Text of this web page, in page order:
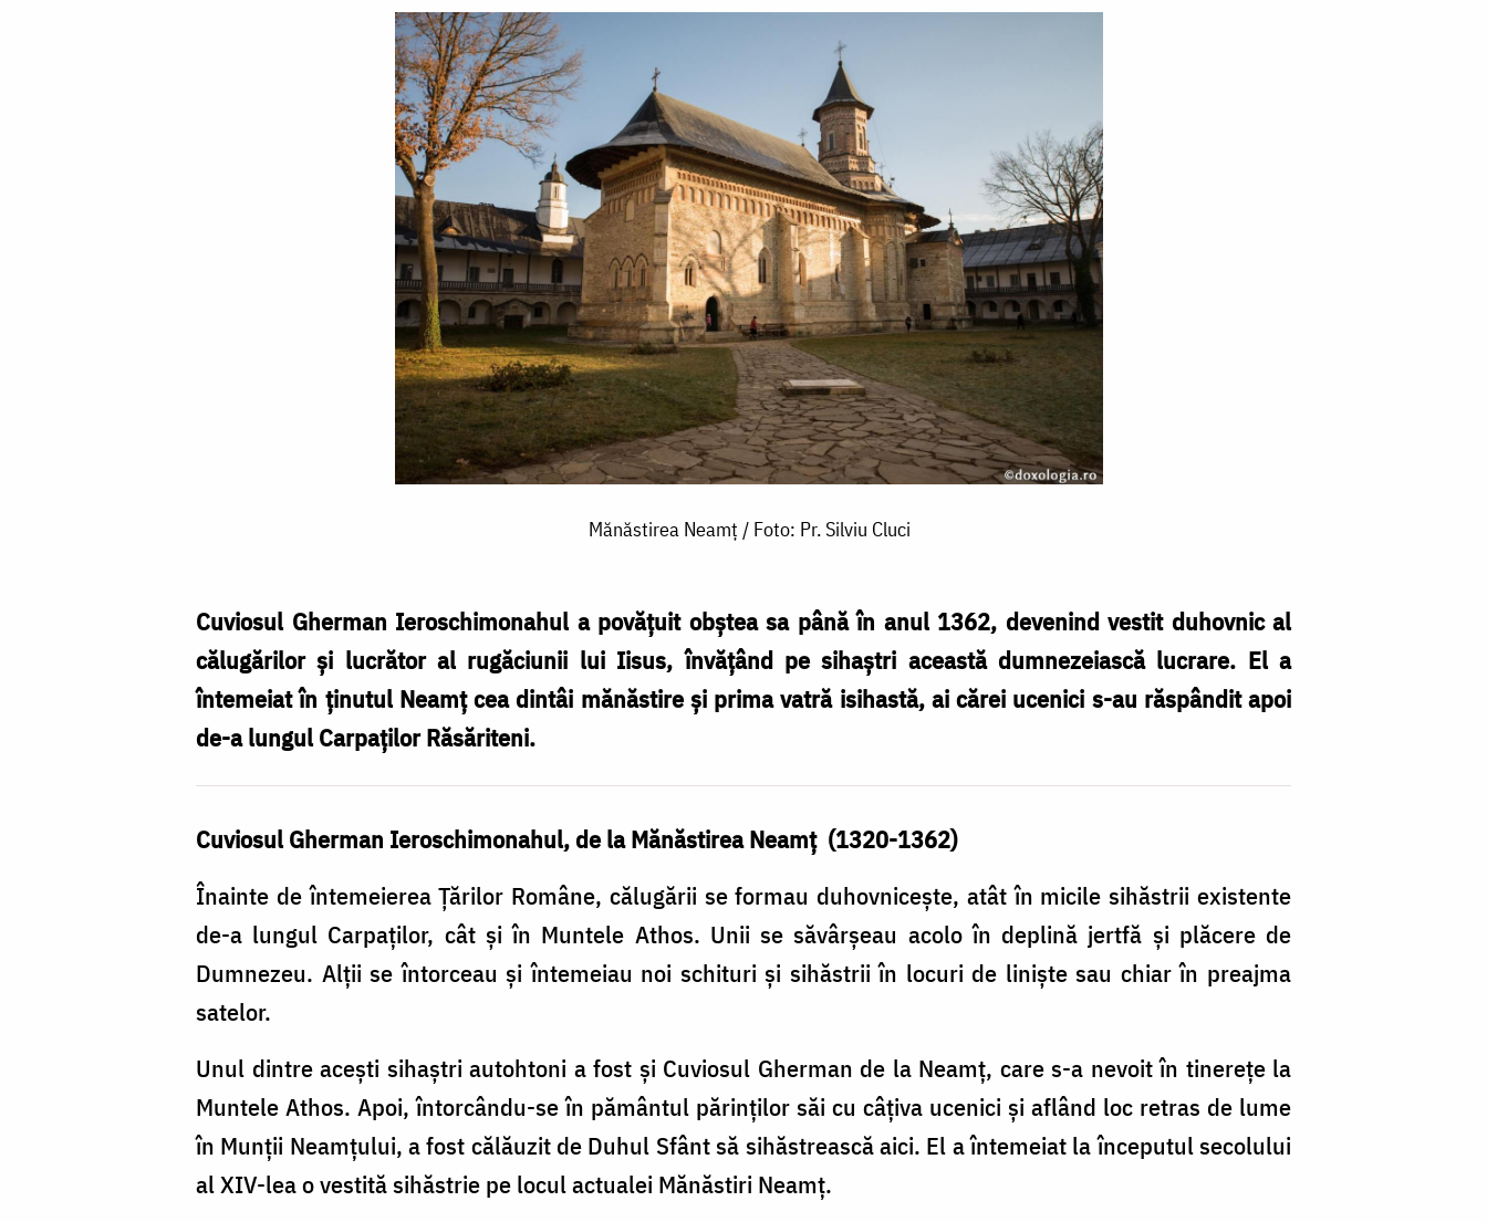
Mănăstirea Neamț / Foto: Pr. Silviu Cluci
Cuviosul Gherman Ieroschimonahul a povăţuit obştea sa până în anul 1362, devenind vestit duhovnic al
călugărilor şi lucrător al rugăciunii lui Iisus, învăţând pe sihaştri această dumnezeiască lucrare. El a
întemeiat în ţinutul Neamţ cea dintâi mănăstire şi prima vatră isihastă, ai cărei ucenici s-au răspândit apoi
de-a lungul Carpaţilor Răsăriteni.
Cuviosul Gherman Ieroschimonahul, de la Mănăstirea Neamţ (1320-1362)
Înainte de întemeierea Ţărilor Române, călugării se formau duhovniceşte, atât în micile sihăstrii existente
de-a lungul Carpaţilor, cât şi în Muntele Athos. Unii se săvârşeau acolo în deplină jertfă şi plăcere de
Dumnezeu. Alţii se întorceau şi întemeiau noi schituri şi sihăstrii în locuri de linişte sau chiar în preajma
satelor.
Unul dintre aceşti sihaştri autohtoni a fost şi Cuviosul Gherman de la Neamţ, care s-a nevoit în tinereţe la
Muntele Athos. Apoi, întorcându-se în pământul părinţilor săi cu câţiva ucenici şi aflând loc retras de lume
în Munţii Neamţului, a fost călăuzit de Duhul Sfânt să sihăstrească aici. El a întemeiat la începutul secolului
al XIV-lea o vestită sihăstrie pe locul actualei Mănăstiri Neamţ.